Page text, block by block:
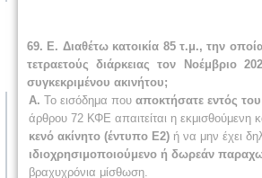
69. Ε. Διαθέτω κατοικία 85 τ.μ., την
τετραετούς διάρκειας τον Νοέμβριο
συγκεκριμένου ακινήτου;
Α. Το εισόδημα που αποκτήσατε εντός
άρθρου 72 ΚΦΕ απαιτείται η εκμισθούμενη
κενό ακίνητο (έντυπο Ε2) ή να μην έχει
ιδιοχρησιμοποιούμενο ή δωρεάν
βραχυχρόνια μίσθωση.